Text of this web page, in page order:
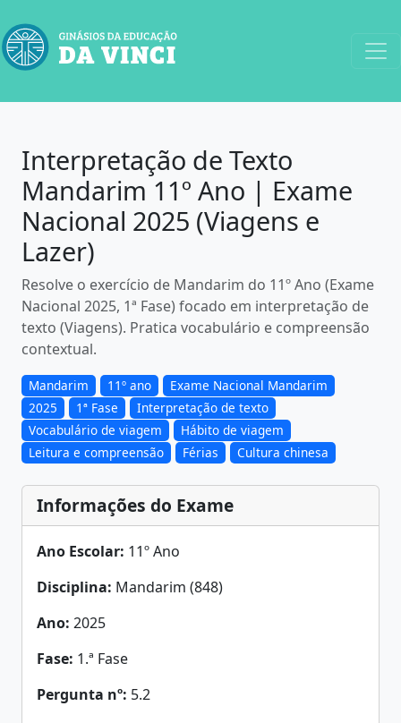
Interpretação de Texto
Mandarim 11º Ano | Exame
Nacional 2025 (Viagens e
Lazer)
Resolve o exercício de Mandarim do 11º Ano (Exame
Nacional 2025, 1ª Fase) focado em interpretação de
texto (Viagens). Pratica vocabulário e compreensão
contextual.
Mandarim 11º ano
Exame Nacional Mandarim
2025
1ª Fase
Interpretação de texto
Vocabulário de viagem
Hábito de viagem
Leitura e compreensão
Férias Cultura chinesa
Informações do Exame
Ano Escolar: 11º Ano
Disciplina: Mandarim (848)
Ano: 2025
Fase: 1.ª Fase
Pergunta nº: 5.2